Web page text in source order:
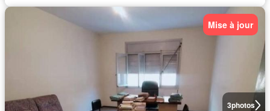
3photos
Mise à jour